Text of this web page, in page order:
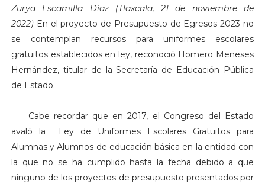
Zurya Escamilla Díaz (Tlaxcala, 21 de noviembre de
2022)En el proyecto de Presupuesto de Egresos 2023 no
se contemplan recursos para uniformes escolares
gratuitos establecidos en ley, reconoció Homero Meneses
Hernández, titular de la Secretaría de Educación Pública
de Estado.
Cabe recordar que en 2017, el Congreso del Estado
avaló la
Ley de Uniformes Escolares Gratuitos para
Alumnas y Alumnos de educación básica en la entidad con
la que no se ha cumplido hasta la fecha debido a que
ninguno de los proyectos de presupuesto presentados por